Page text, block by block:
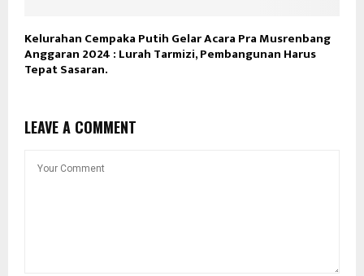
Kelurahan Cempaka Putih Gelar Acara Pra Musrenbang
Anggaran 2024 : Lurah Tarmizi, Pembangunan Harus
Tepat Sasaran.
LEAVE A COMMENT